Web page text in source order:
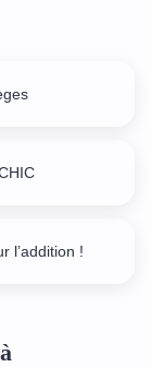
l’addition !